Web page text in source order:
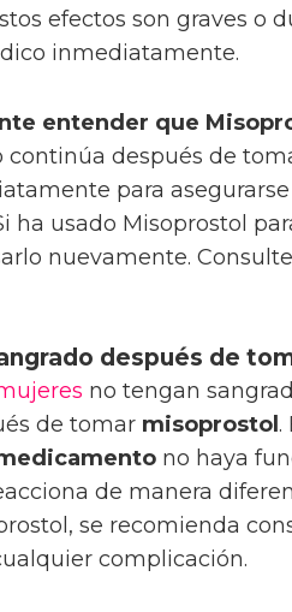
efectos son graves o
inmediatamente.
entender que
continúa después de
para
ha usado Misoprostol
nuevamente.
después de
no tengan
de tomar misoprostol.
no haya
de manera
se recomienda
complicación.